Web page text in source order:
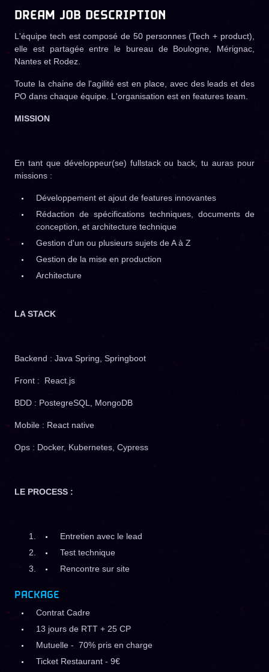
DREAM JOB DESCRIPTION
L'équipe tech est composé de 50 personnes (Tech + product),
elle est partagée entre le bureau de Boulogne, Mérignac,
Nantes et Rodez.
Toute la chaine de l'agilité est en place, avec des leads et des
PO dans chaque équipe. L'organisation est en features team.
MISSION
En tant que développeur(se) fullstack ou back, tu auras pour
missions :
Développement et ajout de features innovantes
Rédaction de spécifications techniques, documents de
conception, et architecture technique
Gestion d'un ou plusieurs sujets de A à Z
Gestion de la mise en production
Architecture
LA STACK
Backend : Java Spring, Springboot
Front : React.js
BDD : PostegreSQL, MongoDB
Mobile : React native
Ops : Docker, Kubernetes, Cypress
LE PROCESS :
Entretien avec le lead
Test technique
Rencontre sur site
PACKAGE
Contrat Cadre
13 jours de RTT + 25 CP
Mutuelle - 70% pris en charge
Ticket Restaurant - 9€